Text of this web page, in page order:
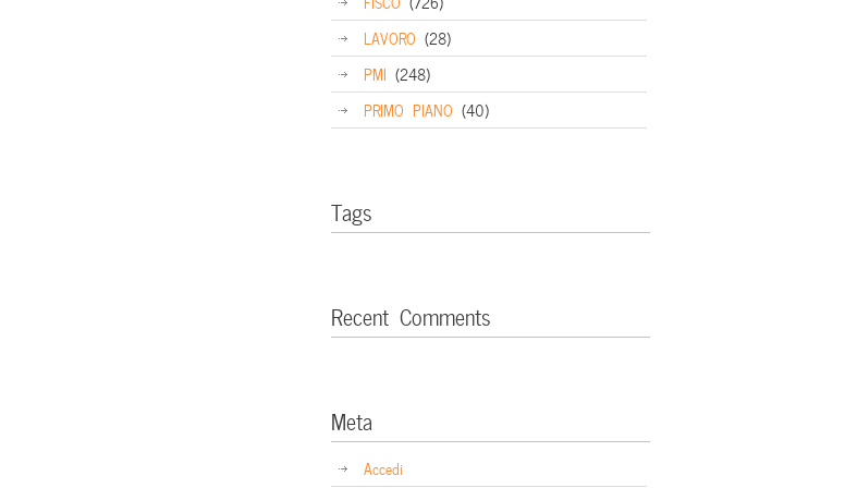
LAVORO (28)
PMI (248)
PRIMO PIANO (40)
Tags
Recent Comments
Meta
Accedi